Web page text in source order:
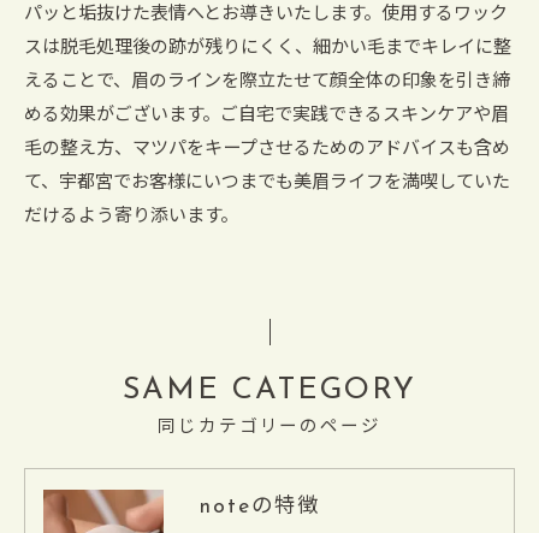
パッと垢抜けた表情へとお導きいたします。使用するワック
スは脱毛処理後の跡が残りにくく、細かい毛までキレイに整
えることで、眉のラインを際立たせて顔全体の印象を引き締
める効果がございます。ご自宅で実践できるスキンケアや眉
毛の整え方、マツパをキープさせるためのアドバイスも含め
て、宇都宮でお客様にいつまでも美眉ライフを満喫していた
だけるよう寄り添います。
同じカテゴリーのページ
SAME CATEGORY
noteの特徴